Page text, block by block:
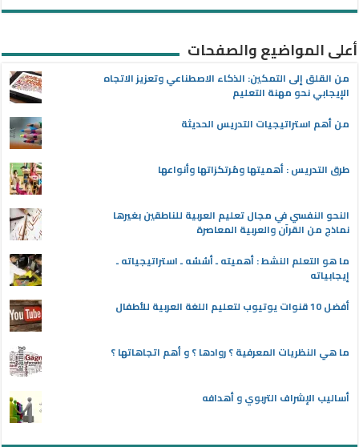
أعلى المواضيع والصفحات
من القلق إلى التمكين: الذكاء الاصطناعي وتعزيز الاتجاه
الإيجابي نحو مهنة التعليم
من أهم استراتيجيات التدريس الحديثة
طرق التدريس : أهميتها ومُرتكزاتها وأنواعها
النحو النفسي في مجال تعليم العربية للناطقين بغيرها
نماذج من القرآن والعربية المعاصرة
ما هو التعلم النشط : أهميته ـ أسُسُه ـ استراتيجياته ـ
إيجابياته
أفضل 10 قنوات يوتيوب لتعليم اللغة العربية للأطفال
ما هي النظريات المعرفية ؟ روادها ؟ و أهم اتجاهاتها ؟
أساليب الإشراف التربوي و أهدافه